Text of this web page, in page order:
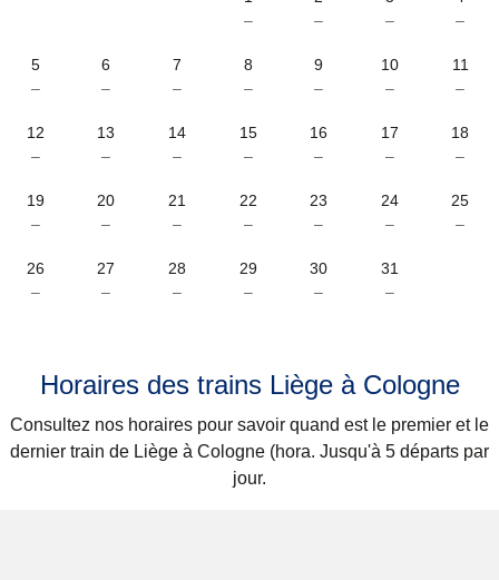
–
–
–
–
5
–
6
–
7
–
8
–
9
–
10
–
11
–
12
–
13
–
14
–
15
–
16
–
17
–
18
–
19
–
20
–
21
–
22
–
23
–
24
–
25
–
26
–
27
–
28
–
29
–
30
–
31
–
Horaires des trains Liège à Cologne
Consultez nos horaires pour savoir quand est le premier et le
dernier train de Liège à Cologne (hora. Jusqu'à 5 départs par
jour.